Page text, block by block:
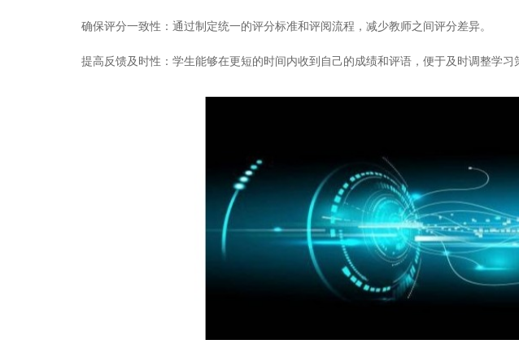
确保评分一致性：通过制定统一的评分标准和评阅流程，减少教师之间评分差异。
提高反馈及时性：学生能够在更短的时间内收到自己的成绩和评语，便于及时调整学习